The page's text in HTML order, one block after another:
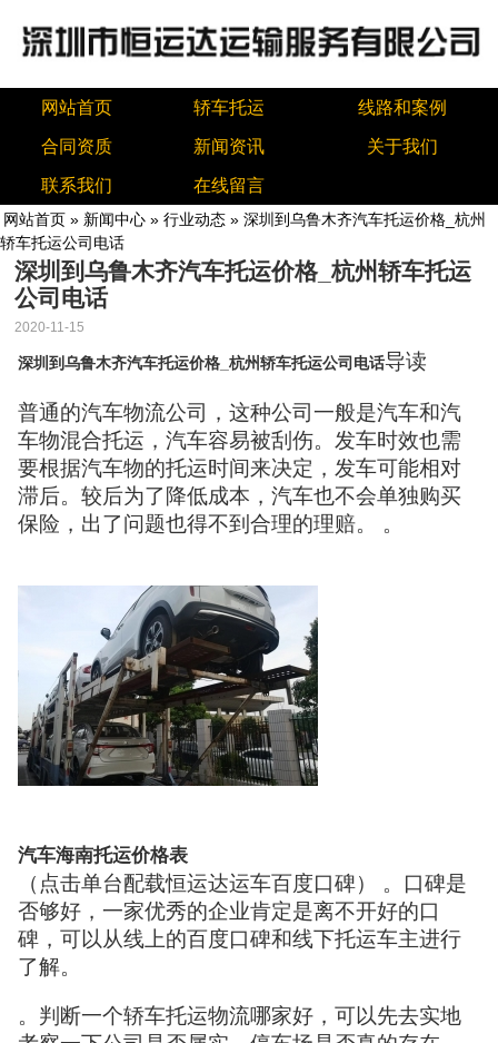
网站首页 轿车托运 线路和案例
合同资质 新闻资讯 关于我们
联系我们 在线留言
网站首页 » 新闻中心 » 行业动态 » 深圳到乌鲁木齐汽车托运价格_杭州
轿车托运公司电话
深圳到乌鲁木齐汽车托运价格_杭州轿车托运
公司电话
2020-11-15
深圳到乌鲁木齐汽车托运价格_杭州轿车托运公司电话导读
普通的汽车物流公司，这种公司一般是汽车和汽
车物混合托运，汽车容易被刮伤。发车时效也需
要根据汽车物的托运时间来决定，发车可能相对
滞后。较后为了降低成本，汽车也不会单独购买
保险，出了问题也得不到合理的理赔。 。
汽车海南托运价格表
（点击单台配载恒运达运车百度口碑） 。口碑是
否够好，一家优秀的企业肯定是离不开好的口
碑，可以从线上的百度口碑和线下托运车主进行
了解。
。判断一个轿车托运物流哪家好，可以先去实地